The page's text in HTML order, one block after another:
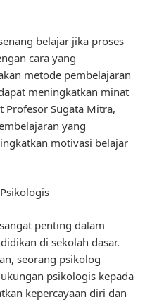
belajar jika proses
cara yang
metode pembelajaran
meningkatkan minat
Profesor Sugata Mitra,
yang
motivasi belajar
penting dalam
di sekolah dasar.
seorang psikolog
psikologis kepada
kepercayaan diri dan